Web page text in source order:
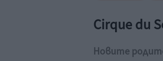
Cirque du
Новите